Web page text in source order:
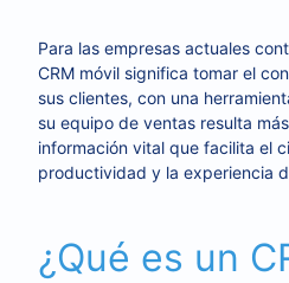
Para las empresas actuales
CRM móvil significa tomar el
sus clientes, con una
su equipo de ventas resulta
información vital que facilita el
productividad y la experiencia
¿Qué es un